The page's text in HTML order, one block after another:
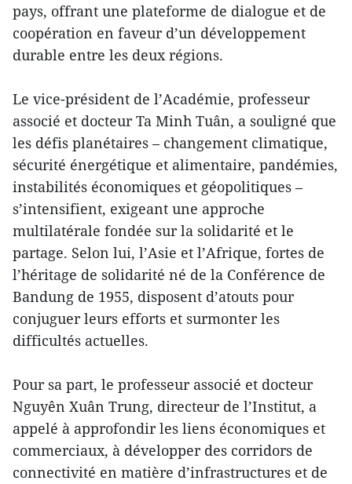
pays, offrant une plateforme de dialogue et de
coopération en faveur d’un développement
durable entre les deux régions.
Le vice-président de l’Académie, professeur
associé et docteur Ta Minh Tuân, a souligné que
les défis planétaires – changement climatique,
sécurité énergétique et alimentaire, pandémies,
instabilités économiques et géopolitiques –
s’intensifient, exigeant une approche
multilatérale fondée sur la solidarité et le
partage. Selon lui, l’Asie et l’Afrique, fortes de
l’héritage de solidarité né de la Conférence de
Bandung de 1955, disposent d’atouts pour
conjuguer leurs efforts et surmonter les
difficultés actuelles.
Pour sa part, le professeur associé et docteur
Nguyên Xuân Trung, directeur de l’Institut, a
appelé à approfondir les liens économiques et
commerciaux, à développer des corridors de
connectivité en matière d’infrastructures et de